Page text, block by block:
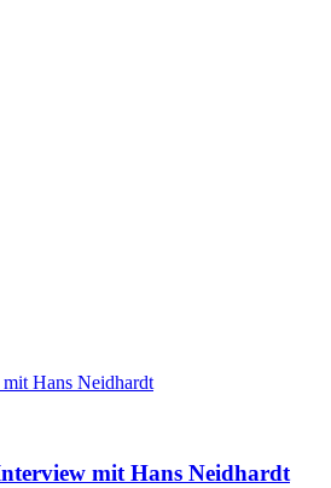
mit Hans Neidhardt